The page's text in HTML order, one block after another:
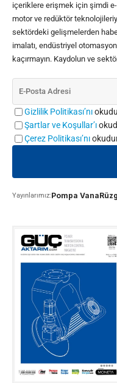
içeriklere erişmek için şimdi
motor ve redüktör
sektördeki gelişmelerden
imalatı, endüstriyel
kaçırmayın. Kaydolun ve
Gizlilik Politikası’nı
Şartlar ve Koşullar’ı
Çerez Politikası’nı
Yayınlarımız:Pompa Vana